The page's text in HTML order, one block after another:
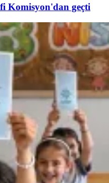
Komisyon'dan geçti